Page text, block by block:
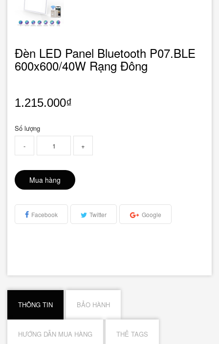
Đèn LED Panel Bluetooth P07.BLE
600x600/40W Rạng Đông
1.215.000₫
Số lượng
-
+
Mua hàng
Facebook Twitter Google
THÔNG TIN BẢO HÀNH
HƯỚNG DẪN MUA HÀNG THẺ TAGS